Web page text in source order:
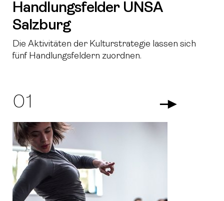
Handlungsfelder UNSA
Salzburg
Die Aktivitäten der Kulturstrategie lassen sich
fünf Handlungsfeldern zuordnen.
01 Arrow